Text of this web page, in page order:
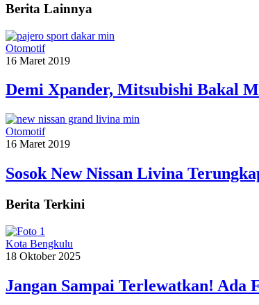
Berita Lainnya
Otomotif
16 Maret 2019
Demi Xpander, Mitsubishi Bakal
Otomotif
16 Maret 2019
Sosok New Nissan Livina
Berita Terkini
Kota Bengkulu
18 Oktober 2025
Jangan Sampai Terlewatkan!